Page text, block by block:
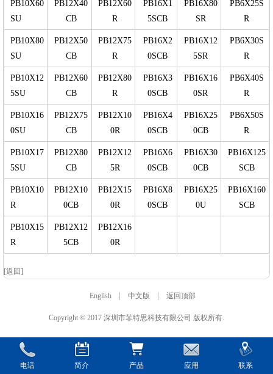
PB10X60
SU
PB12X40
CB
PB12X60
R
PB16X1
5SCB
PB16X80
SR
PB6X25S
R
PB10X80
SU
PB12X50
CB
PB12X75
R
PB16X2
0SCB
PB16X12
5SR
PB6X30S
R
PB10X12
5SU
PB12X60
CB
PB12X80
R
PB16X3
0SCB
PB16X16
0SR
PB6X40S
R
PB10X16
0SU
PB12X75
CB
PB12X10
0R
PB16X4
0SCB
PB16X25
0CB
PB6X50S
R
PB10X17
5SU
PB12X80
CB
PB12X12
5R
PB16X6
0SCB
PB16X30
0CB
PB16X125
SCB
PB10X10
R
PB12X10
0CB
PB12X15
0R
PB16X8
0SCB
PB16X25
0U
PB16X160
SCB
PB10X15
R
PB12X12
5CB
PB12X16
0R
[返回]
English 中文版 返回顶部
Copyright © 2017 深圳市菲特思科技有限公司 版权所有.
电话 简介 产品 应用 联系